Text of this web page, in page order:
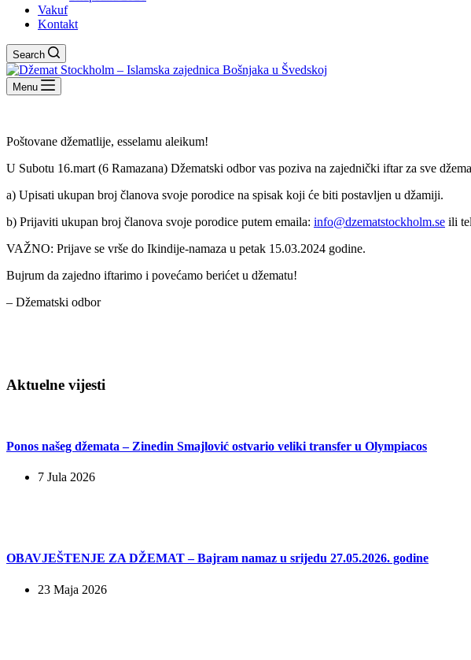
Vakuf
Kontakt
Search
Menu
Poštovane džematlije, esselamu aleikum!
U Subotu 16.mart (6 Ramazana) Džematski odbor vas poziva na zajednički iftar za sve
a) Upisati ukupan broj članova svoje porodice na spisak koji će biti postavljen u džamiji.
b) Prijaviti ukupan broj članova svoje porodice putem emaila: info@dzematstockholm.se ili
VAŽNO: Prijave se vrše do Ikindije-namaza u petak 15.03.2024 godine.
Bujrum da zajedno iftarimo i povećamo berićet u džematu!
– Džematski odbor
Aktuelne vijesti
Ponos našeg džemata – Zinedin Smajlović ostvario veliki transfer u Olympiacos
7 Jula 2026
OBAVJEŠTENJE ZA DŽEMAT – Bajram namaz u srijedu 27.05.2026. godine
23 Maja 2026